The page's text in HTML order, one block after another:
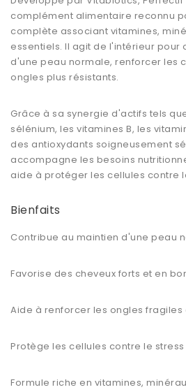
complément alimentaire reconnu
complète associant vitamines,
essentiels. Il agit de l'intérieur pour
d'une peau normale, renforcer les
ongles plus résistants.
Grâce à sa synergie d'actifs tels
sélénium, les vitamines B, les
des antioxydants soigneusement
accompagne les besoins
aide à protéger les cellules contre
Bienfaits
Contribue au maintien d'une peau
Favorise des cheveux forts et en
Aide à renforcer les ongles fragiles
Protège les cellules contre le
Formule riche en vitamines,